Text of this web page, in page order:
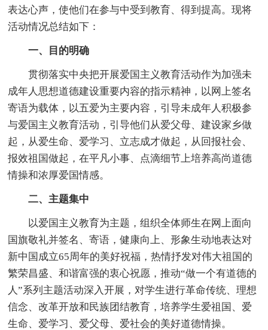
表达心声，使他们在参与中受到教育、得到提高。现将
活动情况总结如下：
一、目的明确
贯彻落实中央把开展爱国主义教育活动作为加强未
成年人思想道德建设重要内容的指示精神，以网上签名
寄语为载体，以五爱为主要内容，引导未成年人积极参
与爱国主义教育活动，引导他们从爱父母、建设家乡做
起，从爱生命、爱学习、立志成才做起，从回报社会、
报效祖国做起，在平凡小事、点滴细节上培养高尚道德
情操和浓厚爱国情感。
二、主题集中
以爱国主义教育为主题，组织全体师生在网上面向
国旗敬礼并签名、寄语，健康向上、形象生动地表达对
新中国成立65周年的美好祝福，热情抒发对伟大祖国的
繁荣昌盛、和谐富强的衷心祝愿，推动“做一个有道德的
人”系列主题活动深入开展，对学生进行革命传统、理想
信念、改革开放和民族团结教育，培养学生爱祖国、爱
生命、爱学习、爱父母、爱社会的美好道德情操。